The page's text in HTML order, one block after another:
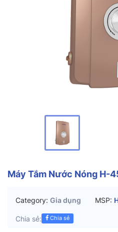
Máy Tắm Nước Nóng H-
Category: Gia dụng MSP:
Chia sẻ: Chia sẻ